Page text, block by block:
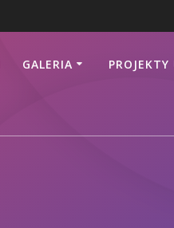
GALERIA PROJEKTY